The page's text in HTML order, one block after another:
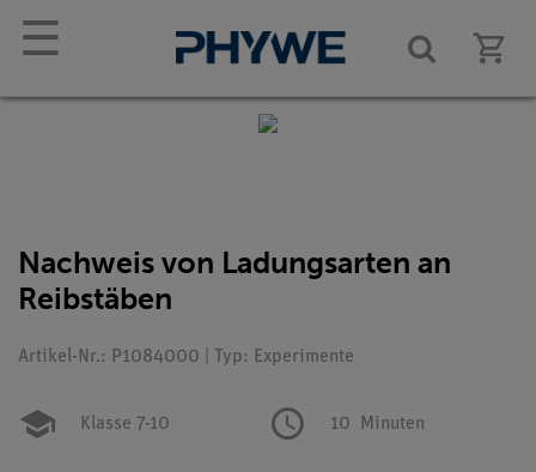
☰
Nachweis von Ladungsarten an
Reibstäben
Artikel-Nr.: P1084000 | Typ: Experimente
Klasse 7-10 10 Minuten